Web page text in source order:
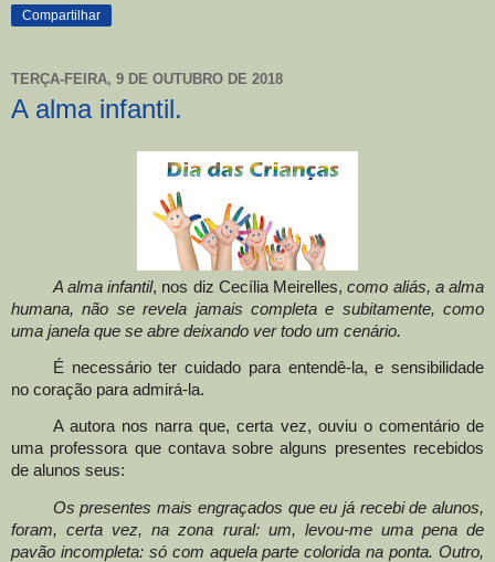
Compartilhar
TERÇA-FEIRA, 9 DE OUTUBRO DE 2018
A alma infantil.
A alma infantil, nos diz Cecília Meirelles,como aliás, a alma
humana, não se revela jamais completa e subitamente, como
uma janela que se abre deixando ver todo um cenário.
É necessário ter cuidado para entendê-la, e sensibilidade
no coração para admirá-la.
A autora nos narra que, certa vez, ouviu o comentário de
uma professora que contava sobre alguns presentes recebidos
de alunos seus:
Os presentes mais engraçados que eu já recebi de alunos,
foram, certa vez, na zona rural: um, levou-me uma pena de
pavão incompleta: só com aquela parte colorida na ponta. Outro,